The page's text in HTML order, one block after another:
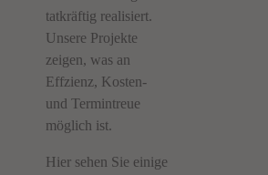
tatkräftig realisiert.
Unsere Projekte
zeigen, was an
Effzienz, Kosten-
und Termintreue
möglich ist.
Hier sehen Sie einige